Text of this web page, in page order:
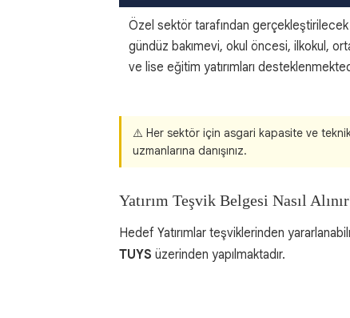
Özel sektör tarafından
gündüz bakımevi, okul öncesi, ilkokul,
ve lise eğitim yatırımları
⚠️ Her sektör için asgari kapasite ve
uzmanlarına danışınız.
Yatırım Teşvik Belgesi Nasıl
Hedef Yatırımlar teşviklerinden
TUYS üzerinden yapılmaktadır.